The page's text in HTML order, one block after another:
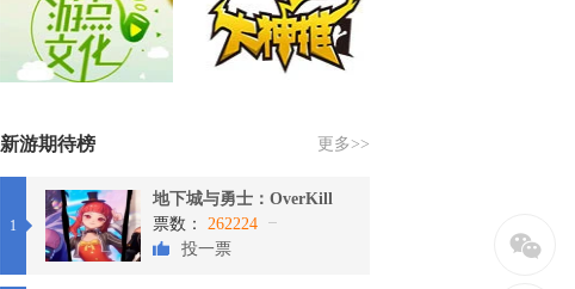
新游期待榜 更多>>
1
地下城与勇士：OverKill
票数：
262224
投一票
w